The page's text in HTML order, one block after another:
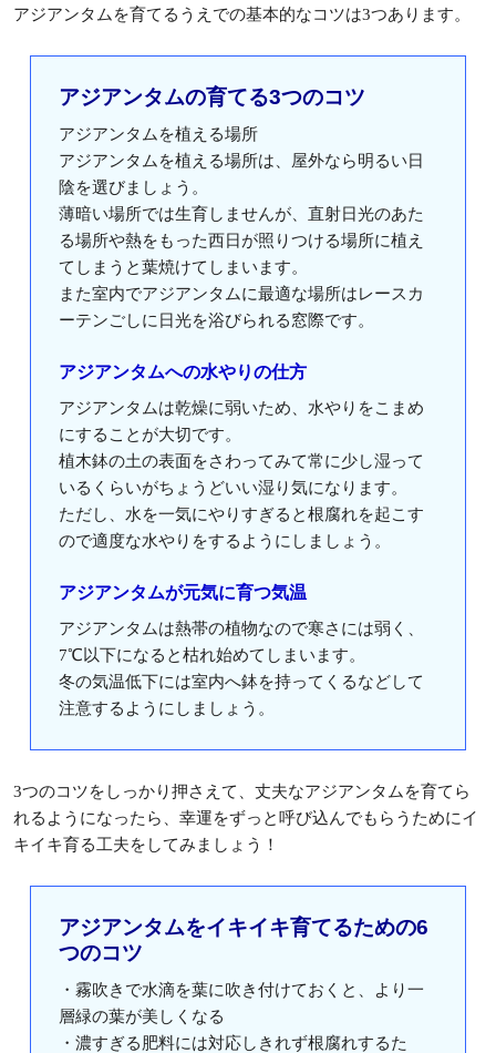
アジアンタムを育てるうえでの基本的なコツは3つあります。
アジアンタムの育てる3つのコツ
アジアンタムを植える場所
アジアンタムを植える場所は、屋外なら明るい日
陰を選びましょう。
薄暗い場所では生育しませんが、直射日光のあた
る場所や熱をもった西日が照りつける場所に植え
てしまうと葉焼けてしまいます。
また室内でアジアンタムに最適な場所はレースカ
ーテンごしに日光を浴びられる窓際です。
アジアンタムへの水やりの仕方
アジアンタムは乾燥に弱いため、水やりをこまめ
にすることが大切です。
植木鉢の土の表面をさわってみて常に少し湿って
いるくらいがちょうどいい湿り気になります。
ただし、水を一気にやりすぎると根腐れを起こす
ので適度な水やりをするようにしましょう。
アジアンタムが元気に育つ気温
アジアンタムは熱帯の植物なので寒さには弱く、
7℃以下になると枯れ始めてしまいます。
冬の気温低下には室内へ鉢を持ってくるなどして
注意するようにしましょう。
3つのコツをしっかり押さえて、丈夫なアジアンタムを育てら
れるようになったら、幸運をずっと呼び込んでもらうためにイ
キイキ育る工夫をしてみましょう！
アジアンタムをイキイキ育てるための6
つのコツ
・霧吹きで水滴を葉に吹き付けておくと、より一
層緑の葉が美しくなる
・濃すぎる肥料には対応しきれず根腐れするた